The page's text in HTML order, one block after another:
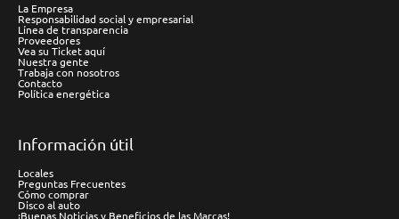
La Empresa
Responsabilidad social y empresarial
Línea de transparencia
Proveedores
Vea su Ticket aquí
Nuestra gente
Trabaja con nosotros
Contacto
Política energética
Información útil
Locales
Preguntas Frecuentes
Cómo comprar
Disco al auto
¡Buenas Noticias y Beneficios de las Marcas!